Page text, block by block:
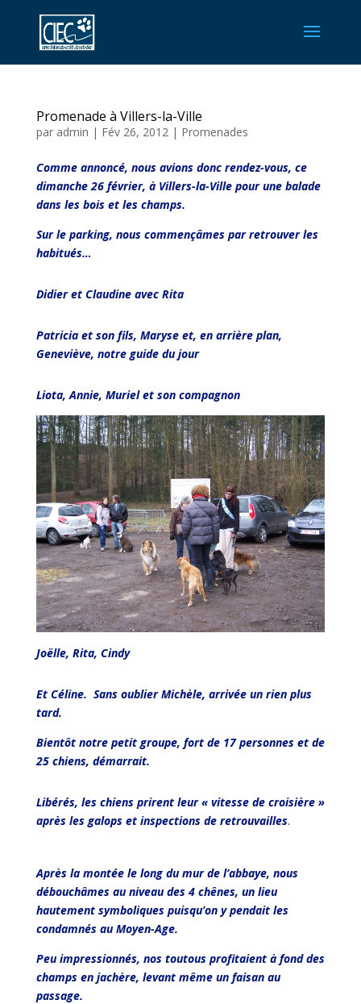
Promenade à Villers-la-Ville
par admin | Fév 26, 2012| Promenades
Comme annoncé, nous avions donc rendez-vous, ce
dimanche 26 février, à Villers-la-Ville pour une balade
dans les bois et les champs.
Sur le parking, nous commençâmes par retrouver les
habitués…
Didier et Claudine avec Rita
Patricia et son fils, Maryse et, en arrière plan,
Geneviève, notre guide du jour
Liota, Annie, Muriel et son compagnon
Joëlle, Rita, Cindy
Et Céline. Sans oublier Michèle, arrivée un rien plus
tard.
Bientôt notre petit groupe, fort de 17 personnes et de
25 chiens, démarrait.
Libérés, les chiens prirent leur « vitesse de croisière »
après les galops et inspections de retrouvailles.
Après la montée le long du mur de l’abbaye, nous
débouchâmes au niveau des 4 chênes, un lieu
hautement symboliques puisqu’on y pendait les
condamnés au Moyen-Age.
Peu impressionnés, nos toutous profitaient à fond des
champs en jachère, levant même un faisan au
passage.